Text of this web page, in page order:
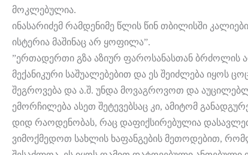
მოკლებულია.
ინასარიძემ რამდენიმე წლის წინ თბილისში
ისტერია მაშინაც არ ყოფილა”.
”ერთადერთი გზა აზიურ ფაროსანასთან ბრძოლის
მექანიკური საშუალებებით და ეს შეიძლება იყოს
შეგროვება და ა.შ. უნდა მოვაგროვოთ და
ემორჩილება ასეთ შეტევებსაც კი, ამიტომ
დიდ რაოდენობას, რაც დაფიქსირებულია
ვიმოქმედოთ სახლის ხაფანგების მეთოდებით,